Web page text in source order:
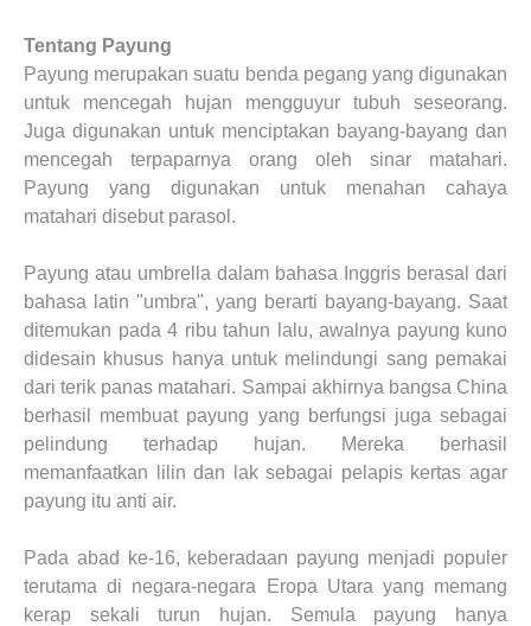
Tentang Payung
Payung merupakan suatu benda pegang yang digunakan
untuk mencegah hujan mengguyur tubuh seseorang.
Juga digunakan untuk menciptakan bayang-bayang dan
mencegah terpaparnya orang oleh sinar matahari.
Payung yang digunakan untuk menahan cahaya
matahari disebut parasol.
Payung atau umbrella dalam bahasa Inggris berasal dari
bahasa latin "umbra", yang berarti bayang-bayang. Saat
ditemukan pada 4 ribu tahun lalu, awalnya payung kuno
didesain khusus hanya untuk melindungi sang pemakai
dari terik panas matahari. Sampai akhirnya bangsa China
berhasil membuat payung yang berfungsi juga sebagai
pelindung terhadap hujan. Mereka berhasil
memanfaatkan lilin dan lak sebagai pelapis kertas agar
payung itu anti air.
Pada abad ke-16, keberadaan payung menjadi populer
terutama di negara-negara Eropa Utara yang memang
kerap sekali turun hujan. Semula payung hanya